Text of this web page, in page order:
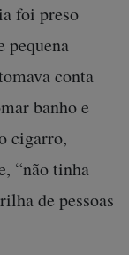
foi preso
pequena
conta
banho e
cigarro,
“não tinha
de pessoas